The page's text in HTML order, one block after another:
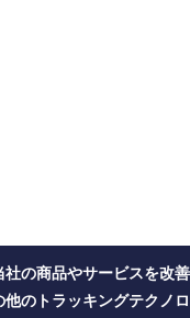
の商品やサービスを改
のトラッキングテクノ